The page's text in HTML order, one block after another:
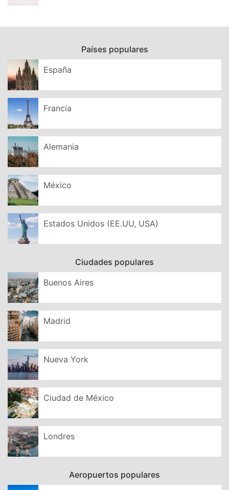
Países populares
España
Francia
Alemania
México
Estados Unidos (EE.UU, USA)
Ciudades populares
Buenos Aires
Madrid
Nueva York
Ciudad de México
Londres
Aeropuertos populares